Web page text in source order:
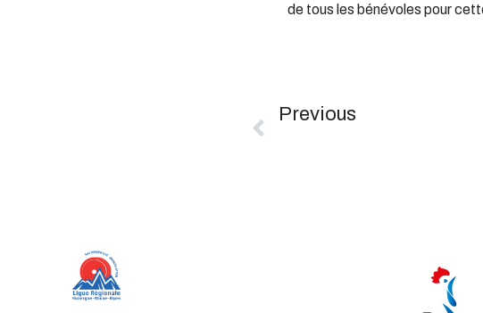
de tous les bénévoles pour
Previous